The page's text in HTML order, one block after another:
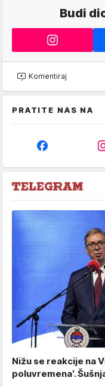
Budi
Komentiraj
PRATITE NAS NA
Nižu se reakcije na
poluvremena'.